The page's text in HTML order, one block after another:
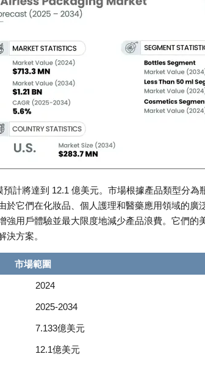
計將達到 12.1 億美元。市場根據產品類型分為
它們在化妝品、個人護理和醫藥應用領域的廣
用戶體驗並最大限度地減少產品浪費。它們的
方案。
市場範圍
2024
2025-2034
7.133億美元
12.1億美元